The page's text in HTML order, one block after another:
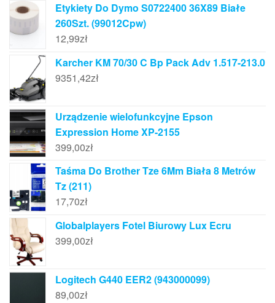
Etykiety Do Dymo S0722400 36X89 Białe
260Szt. (99012Cpw)
12,99zł
Karcher KM 70/30 C Bp Pack Adv 1.517-213.0
9351,42zł
Urządzenie wielofunkcyjne Epson
Expression Home XP-2155
399,00zł
Taśma Do Brother Tze 6Mm Biała 8 Metrów
Tz (211)
17,70zł
Globalplayers Fotel Biurowy Lux Ecru
399,00zł
Logitech G440 EER2 (943000099)
89,00zł